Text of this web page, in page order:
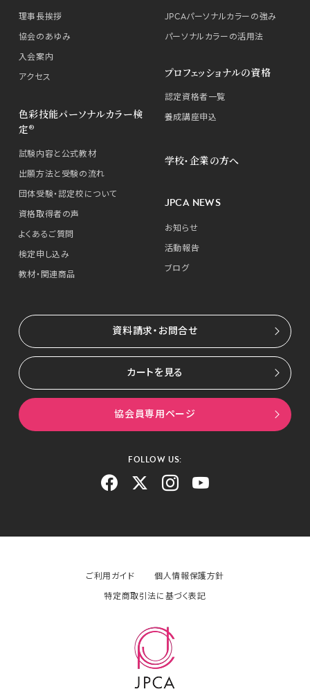
理事長挨拶
協会のあゆみ
入会案内
アクセス
JPCAパーソナルカラーの強み
パーソナルカラーの活用法
色彩技能パーソナルカラー検
定®
試験内容と公式教材
出願方法と受験の流れ
団体受験・認定校について
資格取得者の声
よくあるご質問
検定申し込み
教材・関連商品
プロフェッショナルの資格
認定資格者一覧
養成講座申込
学校・企業の方へ
JPCA NEWS
お知らせ
活動報告
ブログ
資料請求・お問合せ
カートを見る
協会員専用ページ
FOLLOW US:
ご利用ガイド
個人情報保護方針
特定商取引法に基づく表記